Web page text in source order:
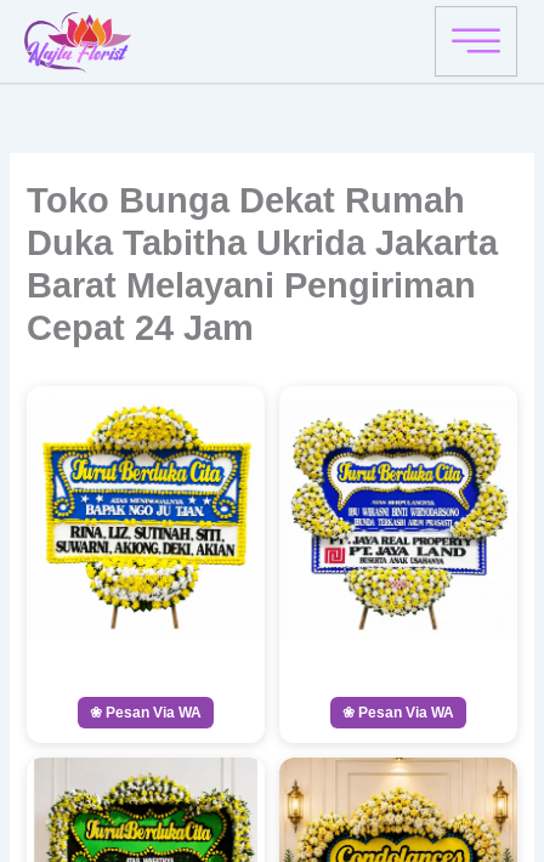
Toko Bunga Dekat Rumah
Duka Tabitha Ukrida Jakarta
Barat Melayani Pengiriman
Cepat 24 Jam
❀ Pesan Via WA ❀ Pesan Via WA